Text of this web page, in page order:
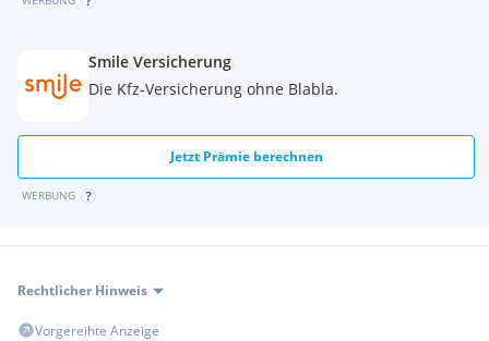
Smile Versicherung
Die Kfz-Versicherung ohne Blabla.
Jetzt Prämie berechnen
WERBUNG
Rechtlicher Hinweis
Vorgereihte Anzeige